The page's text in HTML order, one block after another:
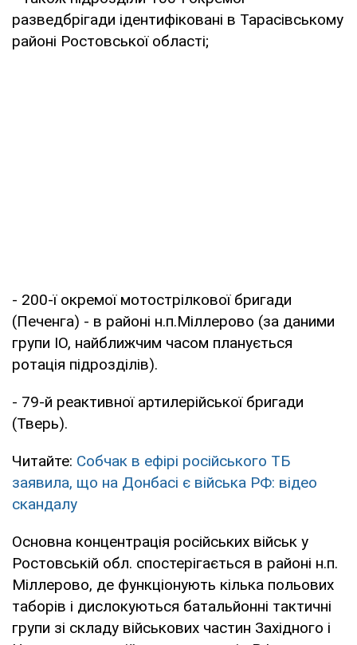
разведбрігади ідентифіковані в Тарасівському
районі Ростовської області;
- 200-ї окремої мотострілкової бригади
(Печенга) - в районі н.п.Міллерово (за даними
групи ІО, найближчим часом планується
ротація підрозділів).
- 79-й реактивної артилерійської бригади
(Тверь).
Читайте: Собчак в ефірі російського ТБ
заявила, що на Донбасі є війська РФ: відео
скандалу
Основна концентрація російських військ у
Ростовській обл. спостерігається в районі н.п.
Міллерово, де функціонують кілька польових
таборів і дислокуються батальйонні тактичні
групи зі складу військових частин Західного і